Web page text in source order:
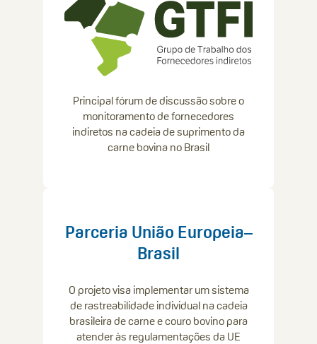
Principal fórum de discussão sobre o
monitoramento de fornecedores
indiretos na cadeia de suprimento da
carne bovina no Brasil
Parceria União Europeia–
Brasil
O projeto visa implementar um sistema
de rastreabilidade individual na cadeia
brasileira de carne e couro bovino para
atender às regulamentações da UE